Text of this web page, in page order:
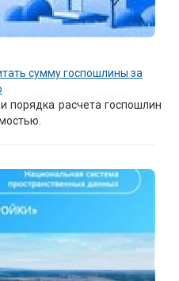
сумму госпошлины за
порядка расчета госпошлин